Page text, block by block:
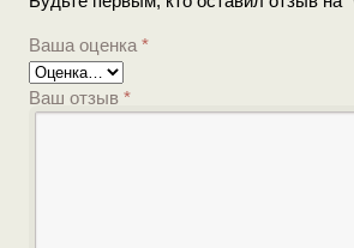
Ваша оценка*
Ваш отзыв*